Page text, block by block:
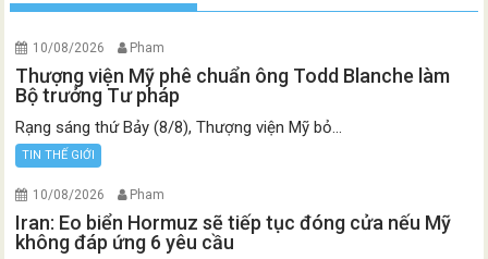
10/08/2026 Pham
Thượng viện Mỹ phê chuẩn ông Todd Blanche làm
Bộ trưởng Tư pháp
Rạng sáng thứ Bảy (8/8), Thượng viện Mỹ bỏ...
TIN THẾ GIỚI
10/08/2026 Pham
Iran: Eo biển Hormuz sẽ tiếp tục đóng cửa nếu Mỹ
không đáp ứng 6 yêu cầu